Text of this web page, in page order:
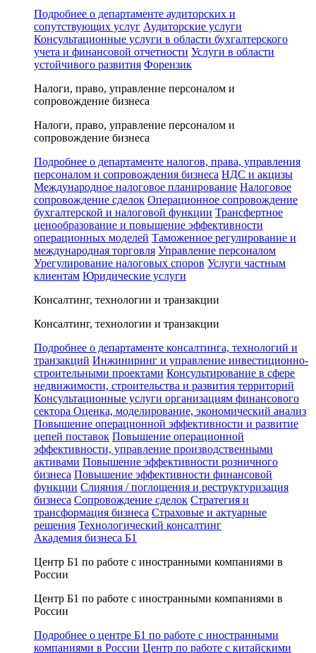
Подробнее о департаменте аудиторских и
сопутствующих услуг Аудиторские услуги
Консультационные услуги в области бухгалтерского
учета и финансовой отчетности Услуги в области
устойчивого развития Форензик
Налоги, право, управление персоналом и
сопровождение бизнеса
Налоги, право, управление персоналом и
сопровождение бизнеса
Подробнее о департаменте налогов, права, управления
персоналом и сопровождения бизнеса НДС и акцизы
Международное налоговое планирование Налоговое
сопровождение сделок Операционное сопровождение
бухгалтерской и налоговой функции Трансфертное
ценообразование и повышение эффективности
операционных моделей Таможенное регулирование и
международная торговля Управление персоналом
Урегулирование налоговых споров Услуги частным
клиентам Юридические услуги
Консалтинг, технологии и транзакции
Консалтинг, технологии и транзакции
Подробнее о департаменте консалтинга, технологий и
транзакций Инжиниринг и управление инвестиционно-
строительными проектами Консультирование в сфере
недвижимости, строительства и развития территорий
Консультационные услуги организациям финансового
сектора Оценка, моделирование, экономический анализ
Повышение операционной эффективности и развитие
цепей поставок Повышение операционной
эффективности, управление производственными
активами Повышение эффективности розничного
бизнеса Повышение эффективности финансовой
функции Слияния / поглощения и реструктуризация
бизнеса Сопровождение сделок Стратегия и
трансформация бизнеса Страховые и актуарные
решения Технологический консалтинг
Академия бизнеса Б1
Центр Б1 по работе с иностранными компаниями в
России
Центр Б1 по работе с иностранными компаниями в
России
Подробнее о центре Б1 по работе с иностранными
компаниями в России Центр по работе с китайскими